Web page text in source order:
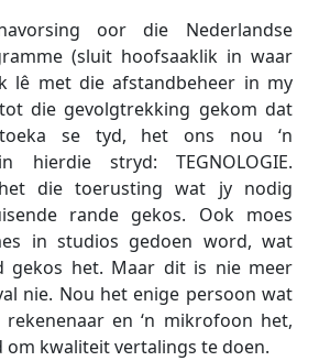
oor die Nederlandse
(sluit hoofsaaklik in waar
lê met die afstandbeheer in my
die gevolgtrekking gekom dat
se tyd, het ons nou ‘n
hierdie stryd: TEGNOLOGIE.
die toerusting wat jy nodig
rande gekos. Ook moes
in studios gedoen word, wat
gekos het. Maar dit is nie meer
nie. Nou het enige persoon wat
en ‘n mikrofoon het,
om kwaliteit vertalings te doen.